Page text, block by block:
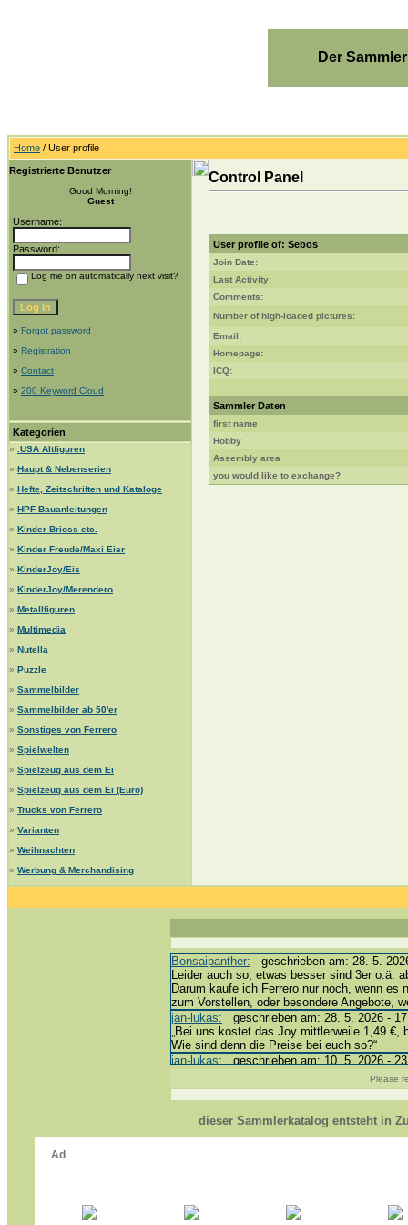
Der
Home / User profile
Registrierte Benutzer
Good Morning!
Guest
Username:
Password:
Log me on automatically next visit?
» Forgot password
» Registration
» Contact
» 200 Keyword Cloud
Kategorien
»
.USA Altfiguren
» Haupt & Nebenserien
» Hefte, Zeitschriften und Kataloge
» HPF Bauanleitungen
» Kinder Brioss etc.
» Kinder Freude/Maxi Eier
» KinderJoy/Eis
» KinderJoy/Merendero
» Metallfiguren
» Multimedia
» Nutella
» Puzzle
» Sammelbilder
» Sammelbilder ab 50'er
» Sonstiges von Ferrero
» Spielwelten
» Spielzeug aus dem Ei
» Spielzeug aus dem Ei (Euro)
» Trucks von Ferrero
» Varianten
» Weihnachten
» Werbung & Merchandising
Control Panel
User profile of: Sebos
Join Date:
Last Activity:
Comments:
Number of high-loaded pictures:
Email:
Homepage:
ICQ:
Sammler Daten
first name
Hobby
Assembly area
you would like to exchange?
Bonsaipanther: geschrieben am: 28. 5.
Leider auch so, etwas besser sind 3er o.ä.
Darum kaufe ich Ferrero nur noch, wenn es
zum Vorstellen, oder besondere Angebote,
jan-lukas: geschrieben am: 28. 5. 2026 -
„Bei uns kostet das Joy mittlerweile 1,49 €,
Wie sind denn die Preise bei euch so?“
jan-lukas:geschrieben am: 10. 5. 2026 -
Bonsaipanther:geschrieben am: 10. 5.
@ Harald
https://www.ue-ei-portal-
Dein Enkel sollte zur Strafe die nächsten 3
jan-lukas:
geschrieben am: 29. 4. 2026 -
https://www.ferrero-
Please
dieser Sammlerkatalog entsteht in